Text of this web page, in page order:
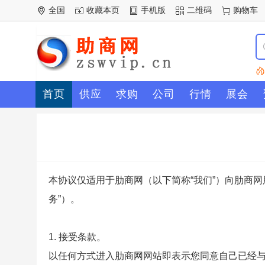
全国 收藏本页 手机版 二维码 购物车
首页 供应 求购 公司 行情 展会
本协议仅适用于肋商网（以下简称“我们”）向肋商
务”）。
1. 接受条款。
以任何方式进入肋商网网站即表示您同意自己已经